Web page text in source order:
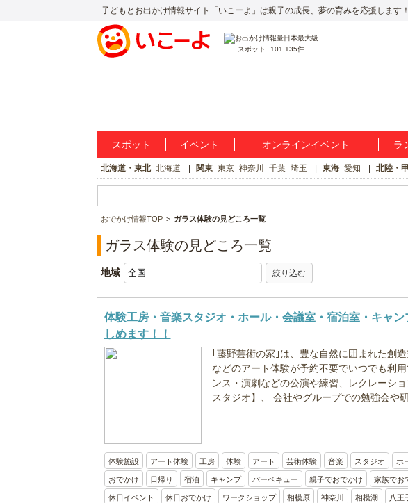
子どもとお出かけ情報サイト「いこーよ」は親子の成長、夢の育みを応援します！
スポット 101,135件
スポット イベント オンラインイベント ラ
北海道・東北 北海道 関東 東京 神奈川 千葉 埼玉 東海 愛知 北陸・
おでかけ情報TOP ガラス体験の見どころ一覧
ガラス体験の見どころ一覧
地域
体験工房・音楽スタジオ・ホール・会議室・宿泊室・キャ
しめます！！
｢藤野芸術の家｣は、豊な自然に囲まれた創
などのアート体験が予約不要でいつでも利
ンス・演劇などの公演や練習、レクレーシ
スタジオ】、 会社やグループでの勉強会や
体験施設 アート体験 工房 体験 アート 芸術体験 音楽 スタジオ ホ
おでかけ 日帰り 宿泊 キャンプ バーベキュー 親子でおでかけ 家族でお
休日イベント 休日おでかけ ワークショップ 相模原 神奈川 相模湖 八王